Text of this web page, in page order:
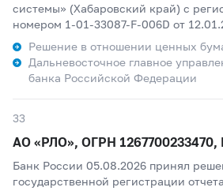
системы» (Хабаровский край) с
номером 1-01-33087-F-006D от
Решение в отношении ценных
Дальневосточное главное
банка Российской Федерации
33
АО «РЛО», ОГРН 1267700233470,
Банк России 05.08.2026 принял
государственной регистрации